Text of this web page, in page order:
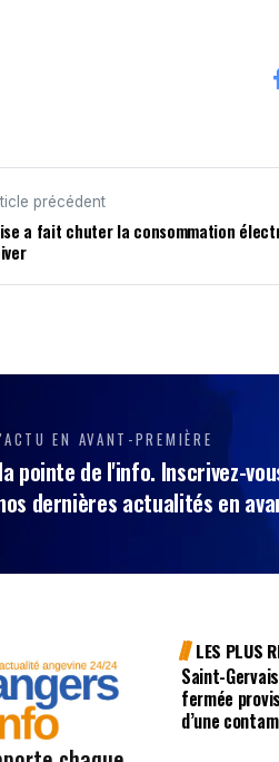
précédent
a fait chuter la consommation
EN AVANT-PREMIÈRE
pointe de l'info. Inscrivez-
dernières actualités en
LES PLUS
Saint-
fermée
d’une